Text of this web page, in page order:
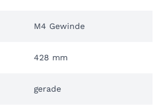
M4 Gewinde
428 mm
gerade